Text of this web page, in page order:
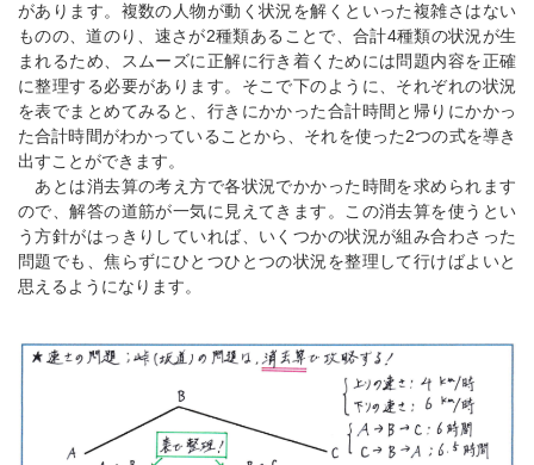
があります。複数の人物が動く状況を解くといった複雑さはない
ものの、道のり、速さが2種類あることで、合計4種類の状況が生
まれるため、スムーズに正解に行き着くためには問題内容を正確
に整理する必要があります。そこで下のように、それぞれの状況
を表でまとめてみると、行きにかかった合計時間と帰りにかかっ
た合計時間がわかっていることから、それを使った2つの式を導き
出すことができます。
あとは消去算の考え方で各状況でかかった時間を求められます
ので、解答の道筋が一気に見えてきます。この消去算を使うとい
う方針がはっきりしていれば、いくつかの状況が組み合わさった
問題でも、焦らずにひとつひとつの状況を整理して行けばよいと
思えるようになります。